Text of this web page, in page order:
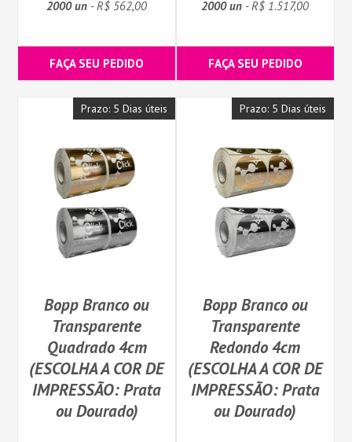
2000 un - R$ 562,00
FAÇA SEU PEDIDO
2000 un - R$ 1.517,00
FAÇA SEU PEDIDO
Prazo: 5 Dias úteis
Bopp Branco ou
Transparente
Quadrado 4cm
(ESCOLHA A COR DE
IMPRESSÃO: Prata
ou Dourado)
Prazo: 5 Dias úteis
Bopp Branco ou
Transparente
Redondo 4cm
(ESCOLHA A COR DE
IMPRESSÃO: Prata
ou Dourado)